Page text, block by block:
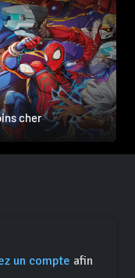
cher
un compte afin